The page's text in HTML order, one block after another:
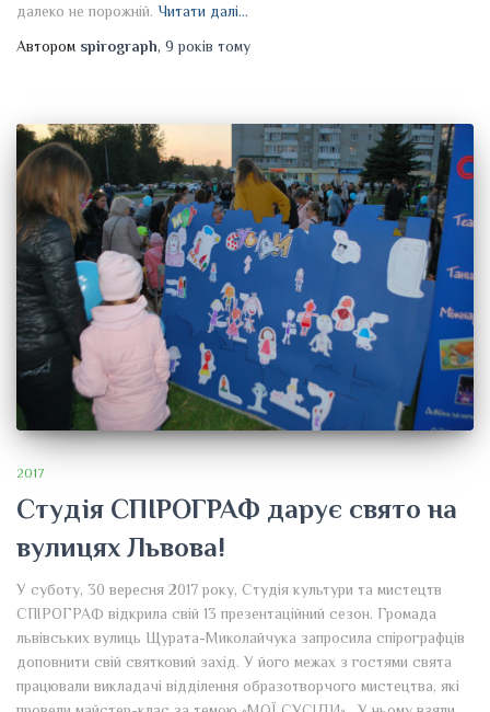
далеко не порожній. Читати далі…
Автором spirograph, 9 років тому
2017
Студія СПІРОГРАФ дарує свято на
вулицях Львова!
У суботу, 30 вересня 2017 року, Студія культури та мистецтв
СПІРОГРАФ відкрила свій 13 презентаційний сезон. Громада
львівських вулиць Щурата-Миколайчука запросила спірографців
доповнити свій святковий захід. У його межах з гостями свята
працювали викладачі відділення образотворчого мистецтва, які